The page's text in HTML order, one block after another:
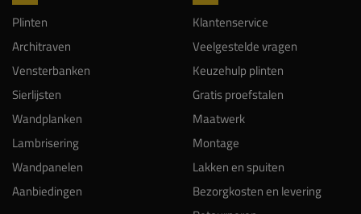
Plinten
Architraven
Vensterbanken
Sierlijsten
Wandplanken
Lambrisering
Wandpanelen
Aanbiedingen
Klantenservice
Veelgestelde vragen
Keuzehulp plinten
Gratis proefstalen
Maatwerk
Montage
Lakken en spuiten
Bezorgkosten en levering